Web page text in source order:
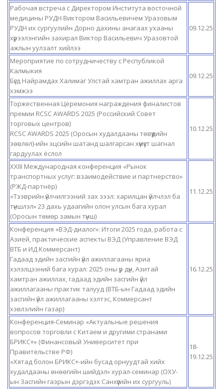
Рабочая встреча с Директором Института восточной
медицины РУДН Виктором Васильевичем Уразовым
РУДН их сургуулийн Дорно дахины анагаах ухааны
хүрээлэнгийн захирал Виктор Васильевич Уразовтой
ажлын уулзалт хийлээ
09.12.25
Мероприятие по сотрудничеству с Республикой
Калмыкия
Бүгд Найрамдах Халимаг Улстай хамтран ажиллах арга
хэмжээ
09.12.25
Торжественная Церемония награждения финалистов
премии RCSC AWARDS 2025 (Российский Совет
торговых центров)
RCSC AWARDS 2025 (Оросын худалдааны төвүүдийн
зөвлөл)-ийн эцсийн шатанд шалгарсан хүмүүст шагнал
гардуулах ёслол
10.12.25
XXIII Международная конференция «Рынок
транспортных услуг: взаимодействие и партнерство»
(РЖД-партнёр)
«Тээврийн үйлчилгээний зах зээл: харилцан үйлчлэл ба
түншлэл» 23 дахь удаагийн олон улсын бага хурал
(Оросын төмөр замын түнш)
11.12.25
Конференция «ВЭД-диалог»: Итоги 2025 года, работа с
Азией, практические аспекты ВЭД (Управление ВЭД
ВТБ и ИД Коммерсант)
Гадаад эдийн засгийн үйл ажиллагааны яриа
хэлэлцээний бага хурал: 2025 оны үр дүн, Азитай
хамтран ажиллах, гадаад эдийн засгийн үйл
ажиллагааны практик талууд (ВТБ-ын Гадаад эдийн
засгийн үйл ажиллагааны хэлтэс, Коммерсант
хэвлэлийн газар)
16.12.25
Конференция-Семинар «Актуальные решения
вопросов торговли с Китаем и другими странами
БРИКС+» (Финансовый Университет при
Правительстве РФ)
«Хятад болон БРИКС+-ийн бусад орнуудтай хийх
худалдааны өнөөгийн шийдэл» хурал-семинар (ОХУ-
ын Засгийн газрын дэргэдэх Санхүүгийн их сургууль)
18-
19.12.25